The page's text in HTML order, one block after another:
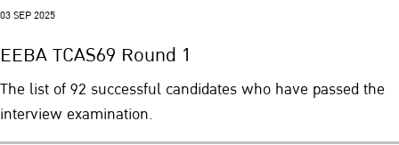
03 SEP 2025
EEBA TCAS69 Round 1
The list of 92 successful candidates who have passed the
interview examination.